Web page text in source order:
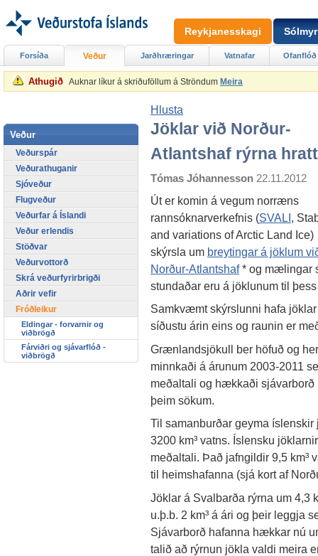
Athugið Auknar líkur á skriðuföllum á Ströndum Meira
Hlusta
Jöklar við Norður-
Atlantshaf rýrna hratt
Tómas Jóhannesson 22.11.2012
Út er komin á vegum norræns
rannsóknarverkefnis (SVALI,
and variations of Arctic Land Ice)
skýrsla um breytingar á jöklum
Norður-Atlantshaf* og mælingar
stundaðar eru á jöklunum til
Samkvæmt skýrslunni hafa
síðustu árin eins og raunin er
Grænlandsjökull ber höfuð og
minnkaði á árunum 2003-2011
meðaltali og hækkaði sjávarborð
þeim sökum.
Til samanburðar geyma íslenskir
3200 km³ vatns. Íslensku
meðaltali. Það jafngildir 9,5 km³
til heimshafanna (sjá kort af
Jöklar á Svalbarða rýrna um 4,3
u.þ.b. 2 km³ á ári og þeir leggja
Sjávarborð hafanna hækkar nú
talið að rýrnun jökla valdi meira
Forsíða Veður Jarðhræringar Vatnafar Ofanflóð
Veður
Veðurspár
Veðurathuganir
Sjóveður
Flugveður
Veðurfar á Íslandi
Veður erlendis
Stöðvar
Veðurvottorð
Skrá veðurfyrirbrigði
Aðrir vefir
Fróðleikur
Eldingar - forvarnir og
viðbrögð
Fárviðri og sjávarflóð -
viðbrögð
Reykjanesskagi